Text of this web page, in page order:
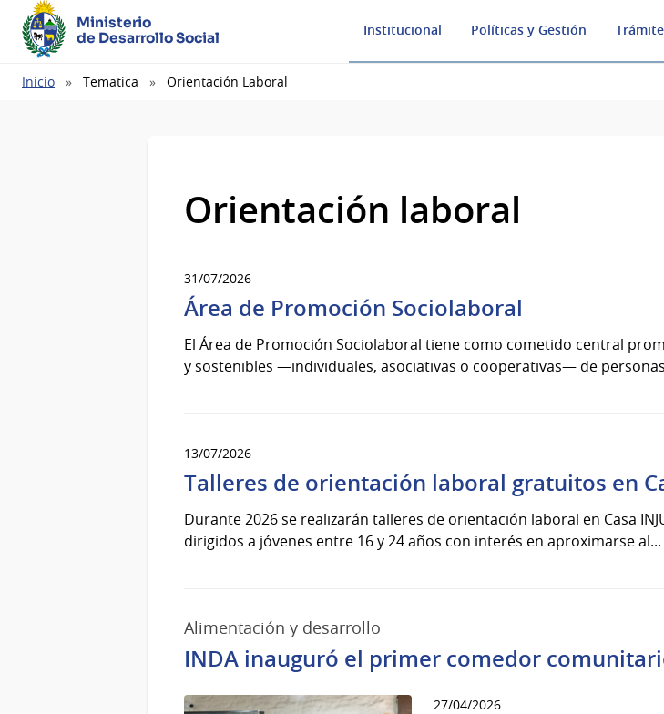
Ministerio
de Desarrollo Social
Institucional Políticas y Gestión
Ruta
Inicio Tematica Orientación Laboral
Orientación laboral
31/07/2026
Área de Promoción Sociolaboral
El Área de Promoción Sociolaboral tiene como cometido central
y sostenibles —individuales, asociativas o cooperativas— de
13/07/2026
Talleres de orientación laboral gratuitos en
Durante 2026 se realizarán talleres de orientación laboral en Casa
dirigidos a jóvenes entre 16 y 24 años con interés en aproximarse al...
Alimentación y desarrollo
INDA inauguró el primer comedor
27/04/2026